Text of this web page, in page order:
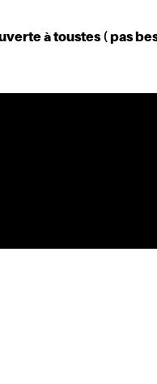
à toustes ( pas